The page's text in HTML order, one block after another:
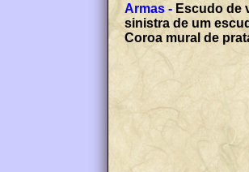
Armas - Escudo de
sinistra de um
Coroa mural de